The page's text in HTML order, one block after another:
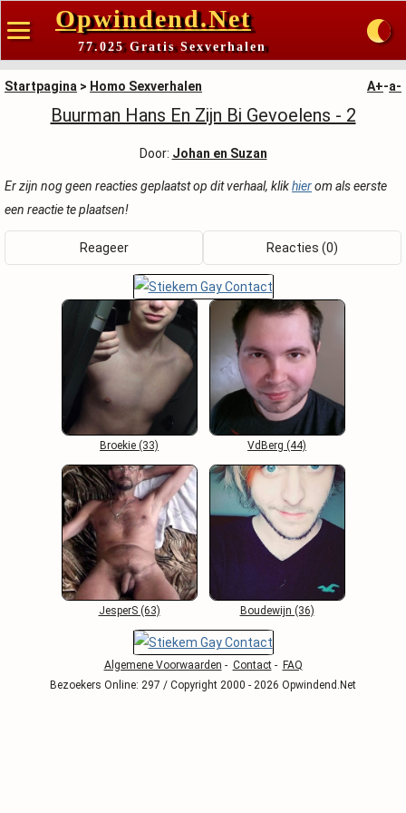
Opwindend.Net
77.025 Gratis Sexverhalen
Startpagina > Homo Sexverhalen A+-a-
Buurman Hans En Zijn Bi Gevoelens - 2
Door: Johan en Suzan
Er zijn nog geen reacties geplaatst op dit verhaal, klikhierom als eerste
een reactie te plaatsen!
Reageer Reacties (0)
Broekie (33) VdBerg (44)
JesperS (63) Boudewijn (36)
Algemene Voorwaarden - Contact- FAQ
Bezoekers Online: 297 / Copyright 2000 - 2026 Opwindend.Net